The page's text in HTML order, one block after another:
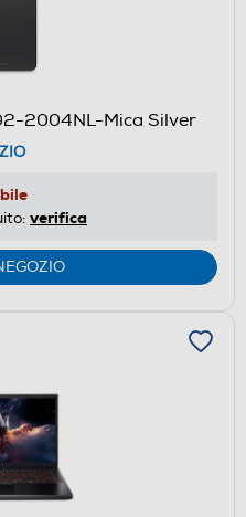
2004NL-Mica Silver
verifica